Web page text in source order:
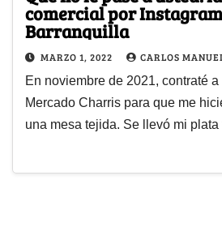
comercial por
Barranquilla
MARZO 1, 2022 CARLOS
En noviembre de 2021, contraté
Mercado Charris para que me
una mesa tejida. Se llevó mi